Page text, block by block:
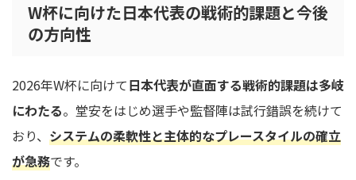
W杯に向けた日本代表の戦術的課題と今後
の方向性
2026年W杯に向けて日本代表が直面する戦術的課題は多岐
にわたる。堂安をはじめ選手や監督陣は試行錯誤を続けて
おり、 システムの柔軟性と主体的なプレースタイルの確立
が急務です。